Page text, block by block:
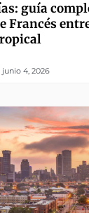
guía
Francés
junio 4, 2026